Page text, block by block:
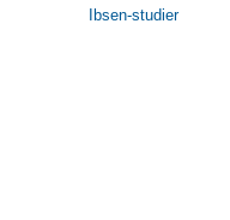
Ibsen-studier